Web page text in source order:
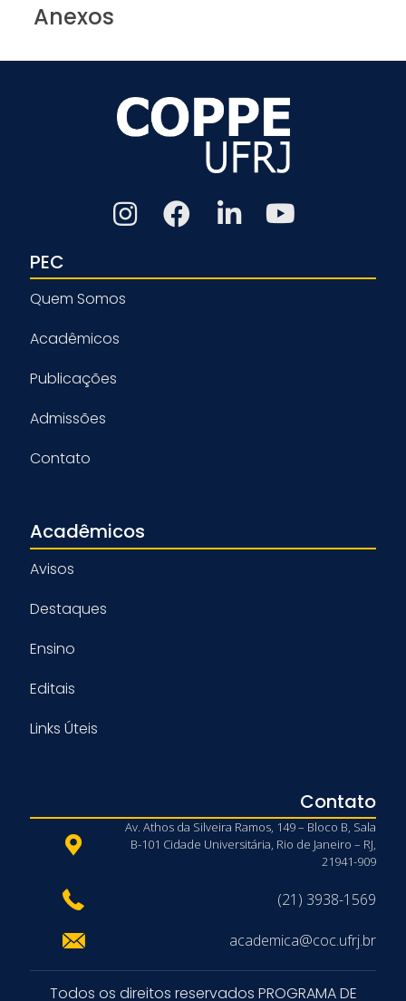
Anexos
PEC
Quem Somos
Acadêmicos
Publicações
Admissões
Contato
Acadêmicos
Avisos
Destaques
Ensino
Editais
Links Úteis
Contato
Av. Athos da Silveira Ramos, 149 – Bloco B, Sala
B-101 Cidade Universitária, Rio de Janeiro – RJ,
21941-909
(21) 3938-1569
academica@coc.ufrj.br
Todos os direitos reservados PROGRAMA DE